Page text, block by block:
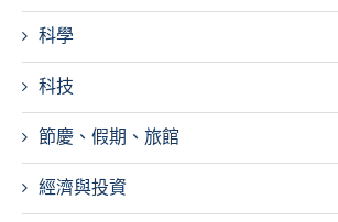
科學
科技
節慶、假期、旅館
經濟與投資